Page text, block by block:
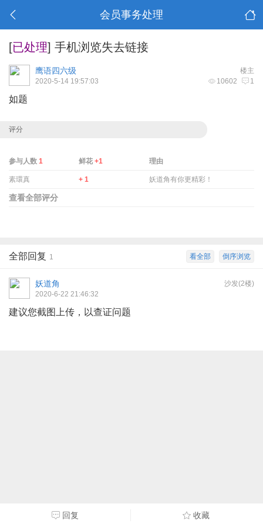
会员事务处理
[已处理] 手机浏览失去链接
楼主
鹰语四六级
10602 1
2020-5-14 19:57:03
如题
评分
参与人数 1 鲜花+1 理由
素環真 + 1 妖道角有你更精彩！
查看全部评分
倒序浏览
看全部
全部回复 1
沙发(2楼)
妖道角
2020-6-22 21:46:32
建议您截图上传，以查证问题
回复 收藏